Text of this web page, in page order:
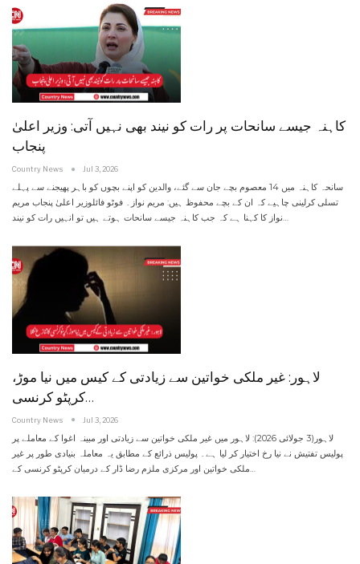
کاہنہ جیسے سانحات پر رات کو نیند بھی نہیں آتی: وزیر اعلیٰ
پنجاب
Country News Jul 3, 2026
سانحہ کاہنہ میں 14 معصوم بچے جان سے گئے، والدین کو اپنے بچوں کو باہر پھیجنے سے پہلے
تسلی کرلینی چاہیے کہ ان کے بچے محفوظ ہیں: مریم نواز۔ فوٹو فائلوزیر اعلیٰ پنجاب مریم
نواز کا کہنا ہے کہ جب کاہنہ جیسے سانحات ہوتے ہیں تو انہیں رات کو نیند…
لاہور: غیر ملکی خواتین سے زیادتی کے کیس میں نیا موڑ،
کرپٹو کرنسی…
Country News Jul 3, 2026
لاہور(3 جولائی 2026): لاہور میں غیر ملکی خواتین سے زیادتی اور مبینہ اغوا کے معاملے پر
پولیس تفتیش نے نیا رخ اختیار کر لیا ہے۔ پولیس ذرائع کے مطابق یہ معاملہ بنیادی طور پر غیر
ملکی خواتین اور مرکزی ملزم رضا ڈار کے درمیان کرپٹو کرنسی کے